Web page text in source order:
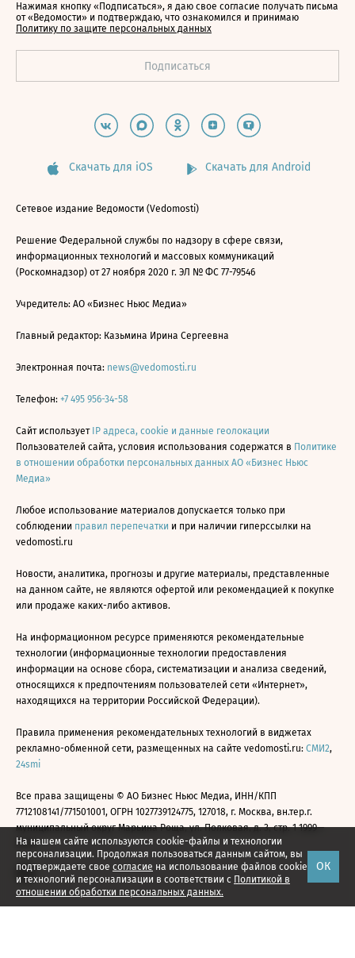
На нашем сайте используются cookie-файлы и технологии
персонализации. Продолжая пользоваться данным сайтом, вы
подтверждаете свое согласие на использование файлов cookie
и технологий персонализации в соответствии с Политикой в
отношении обработки персональных данных.
ОК
Нажимая кнопку «Подписаться», я даю свое согласие получать письма
от «Ведомости» и подтверждаю, что ознакомился и принимаю
Политику по защите персональных данных
Скачать для iOS Скачать для Android
Сетевое издание Ведомости (Vedomosti)
Решение Федеральной службы по надзору в сфере связи,
информационных технологий и массовых коммуникаций
(Роскомнадзор) от 27 ноября 2020 г. ЭЛ № ФС 77-79546
Учредитель: АО «Бизнес Ньюс Медиа»
Главный редактор: Казьмина Ирина Сергеевна
Электронная почта: news@vedomosti.ru
Телефон: +7 495 956-34-58
Сайт использует IP адреса, cookie и данные геолокации
Пользователей сайта, условия использования содержатся в Политике
в отношении обработки персональных данных АО «Бизнес Ньюс
Медиа»
Любое использование материалов допускается только при
соблюдении правил перепечатки и при наличии гиперссылки на
vedomosti.ru
Новости, аналитика, прогнозы и другие материалы, представленные
на данном сайте, не являются офертой или рекомендацией к покупке
или продаже каких-либо активов.
На информационном ресурсе применяются рекомендательные
технологии (информационные технологии предоставления
информации на основе сбора, систематизации и анализа сведений,
относящихся к предпочтениям пользователей сети «Интернет»,
находящихся на территории Российской Федерации).
Правила применения рекомендательных технологий в виджетах
рекламно-обменной сети, размещенных на сайте vedomosti.ru: СМИ2,
24smi
Все права защищены © АО Бизнес Ньюс Медиа, ИНН/КПП
7712108141/771501001, ОГРН 1027739124775, 127018, г. Москва, вн.тер.г.
муниципальный округ Марьина Роща, ул. Полковая, д. 3, стр. 1 1999—
2026